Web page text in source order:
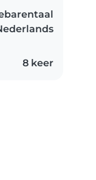
8 keer